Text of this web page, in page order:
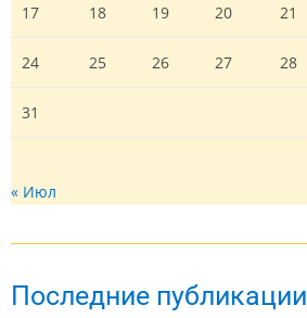
17 18 19 20 21
24 25 26 27 28
31
« Июл
Последние публикации